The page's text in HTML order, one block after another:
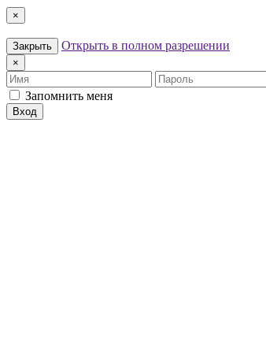
×
Закрыть Открыть в полном разрешении
×
Имя
Пароль
Запомнить меня
Вход